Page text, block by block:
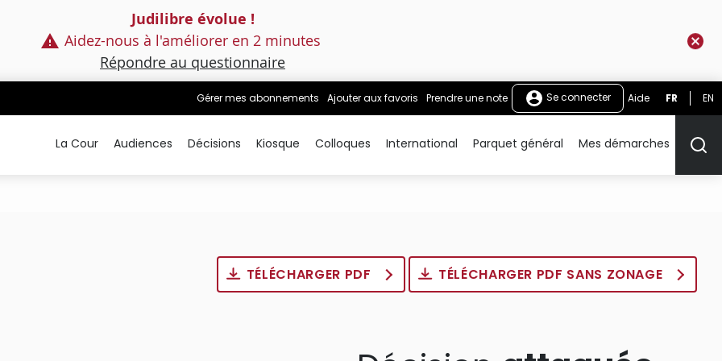
Judilibre évolue !
Aidez-nous à l'améliorer en 2 minutes
Répondre au questionnaire
Gérer mes abonnements Ajouter aux favoris Prendre une note Se connecter Aide FR EN
La Cour Audiences Décisions Kiosque Colloques International Parquet général Mes démarches
TÉLÉCHARGER PDF TÉLÉCHARGER PDF SANS ZONAGE